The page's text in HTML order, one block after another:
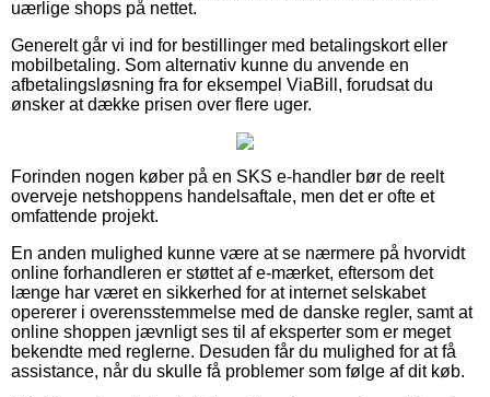
uærlige shops på nettet.
Generelt går vi ind for bestillinger med betalingskort eller
mobilbetaling. Som alternativ kunne du anvende en
afbetalingsløsning fra for eksempel ViaBill, forudsat du
ønsker at dække prisen over flere uger.
Forinden nogen køber på en SKS e-handler bør de reelt
overveje netshoppens handelsaftale, men det er ofte et
omfattende projekt.
En anden mulighed kunne være at se nærmere på hvorvidt
online forhandleren er støttet af e-mærket, eftersom det
længe har været en sikkerhed for at internet selskabet
opererer i overensstemmelse med de danske regler, samt at
online shoppen jævnligt ses til af eksperter som er meget
bekendte med reglerne. Desuden får du mulighed for at få
assistance, når du skulle få problemer som følge af dit køb.